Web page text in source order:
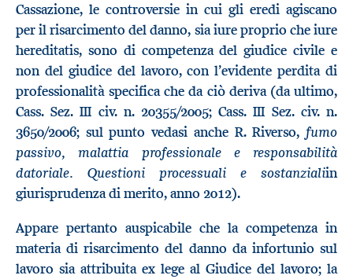
Cassazione, le controversie in cui gli eredi agiscano
per il risarcimento del danno, sia iure proprio che iure
hereditatis, sono di competenza del giudice civile e
non del giudice del lavoro, con l’evidente perdita di
professionalità specifica che da ciò deriva (da ultimo,
Cass. Sez. III civ. n. 20355/2005; Cass. III Sez. civ. n.
3650/2006; sul punto vedasi anche R. Riverso, fumo
passivo, malattia professionale e responsabilità
datoriale. Questioni processuali e sostanzialiin
giurisprudenza di merito, anno 2012).
Appare pertanto auspicabile che la competenza in
materia di risarcimento del danno da infortunio sul
lavoro sia attribuita ex lege al Giudice del lavoro; la